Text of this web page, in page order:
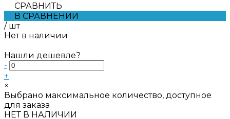
СРАВНИТЬ
В СРАВНЕНИИ
/ шт
Нет в наличии
Нашли дешевле?
-
+
×
Выбрано максимальное количество, доступное
для заказа
НЕТ В НАЛИЧИИ